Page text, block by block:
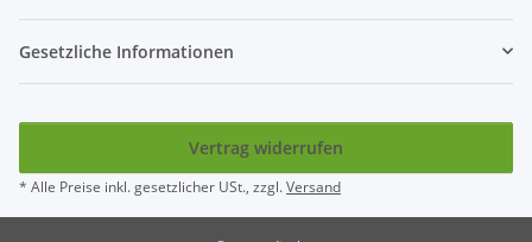
Gesetzliche Informationen
Vertrag widerrufen
* Alle Preise inkl. gesetzlicher USt., zzgl.Versand